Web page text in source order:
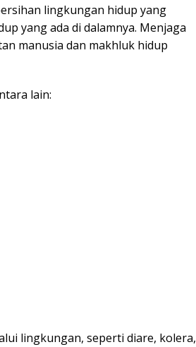
lingkungan hidup yang
yang ada di dalamnya. Menjaga
manusia dan makhluk hidup
lain:
lingkungan, seperti diare, kolera,